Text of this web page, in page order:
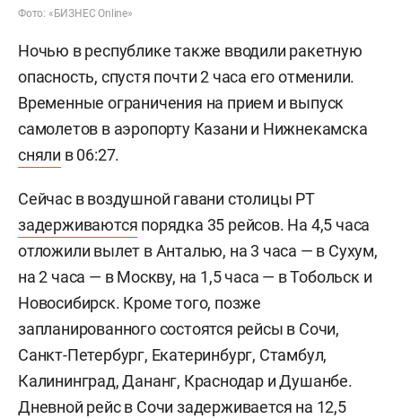
Фото: «БИЗНЕС Online»
Ночью в республике также вводили ракетную
опасность, спустя почти 2 часа его отменили.
Временные ограничения на прием и выпуск
самолетов в аэропорту Казани и Нижнекамска
сняли в 06:27.
Сейчас в воздушной гавани столицы РТ
задерживаются порядка 35 рейсов. На 4,5 часа
отложили вылет в Анталью, на 3 часа — в Сухум,
на 2 часа — в Москву, на 1,5 часа — в Тобольск и
Новосибирск. Кроме того, позже
запланированного состоятся рейсы в Сочи,
Санкт-Петербург, Екатеринбург, Стамбул,
Калининград, Дананг, Краснодар и Душанбе.
Дневной рейс в Сочи задерживается на 12,5